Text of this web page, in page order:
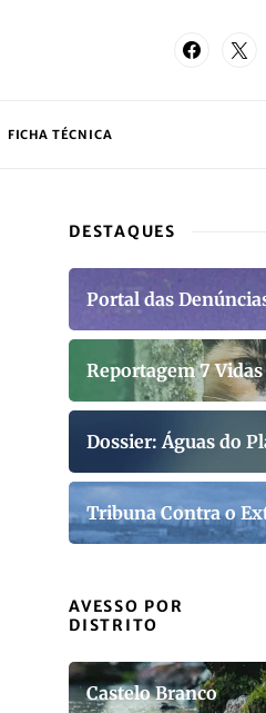
FICHA TÉCNICA
DESTAQUES
Portal das
Reportagem 7 Vidas
Dossier: Águas do
Tribuna Contra o
AVESSO POR
DISTRITO
Castelo Branco